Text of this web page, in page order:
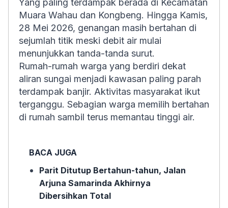
Yang paling terdampak berada di Kecamatan
Muara Wahau dan Kongbeng. Hingga Kamis,
28 Mei 2026, genangan masih bertahan di
sejumlah titik meski debit air mulai
menunjukkan tanda-tanda surut.
Rumah-rumah warga yang berdiri dekat
aliran sungai menjadi kawasan paling parah
terdampak banjir. Aktivitas masyarakat ikut
terganggu. Sebagian warga memilih bertahan
di rumah sambil terus memantau tinggi air.
BACA JUGA
Parit Ditutup Bertahun-tahun, Jalan
Arjuna Samarinda Akhirnya
Dibersihkan Total